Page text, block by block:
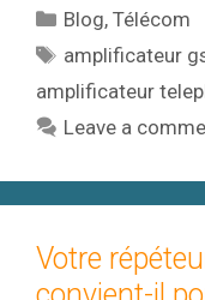
Categories
Blog,Télécom
Tags
amplificateur
amplificateur
Leave a
Votre